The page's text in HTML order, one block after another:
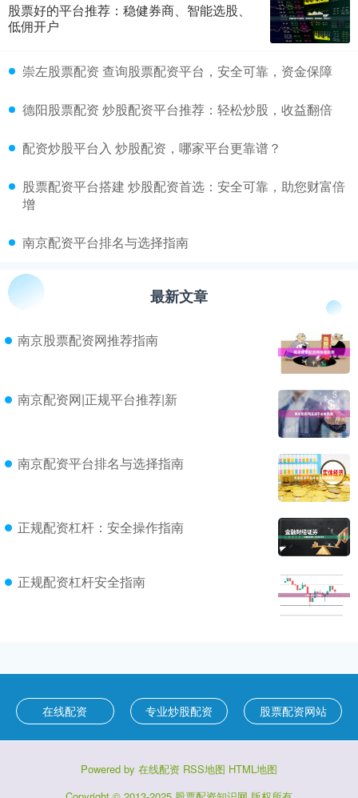
股票好的平台推荐：稳健券商、智能选股、
低佣开户
​崇左股票配资 查询股票配资平台，安全可靠，资金保障
​德阳股票配资 炒股配资平台推荐：轻松炒股，收益翻倍
​配资炒股平台入 炒股配资，哪家平台更靠谱？
​股票配资平台搭建 炒股配资首选：安全可靠，助您财富倍
增
​南京配资平台排名与选择指南
最新文章
南京股票配资网推荐指南
南京配资网|正规平台推荐|新
南京配资平台排名与选择指南
正规配资杠杆：安全操作指南
正规配资杠杆安全指南
在线配资 专业炒股配资 股票配资网站
Powered by 在线配资 RSS地图 HTML地图